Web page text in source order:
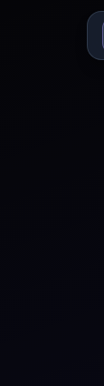
Sari la conținut